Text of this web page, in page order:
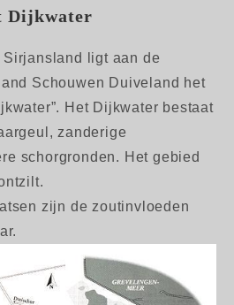
Dijkwater
ligt aan de
Schouwen Duiveland het
Het Dijkwater bestaat
zanderige
schorgronden. Het gebied
zijn de zoutinvloeden